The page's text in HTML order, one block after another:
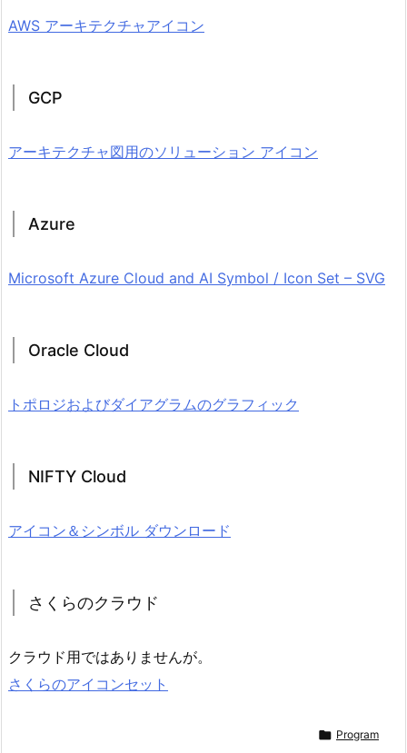
AWS アーキテクチャアイコン
GCP
アーキテクチャ図用のソリューション アイコン
Azure
Microsoft Azure Cloud and AI Symbol / Icon Set – SVG
Oracle Cloud
トポロジおよびダイアグラムのグラフィック
NIFTY Cloud
アイコン＆シンボル ダウンロード
さくらのクラウド
クラウド用ではありませんが。
さくらのアイコンセット
 Program